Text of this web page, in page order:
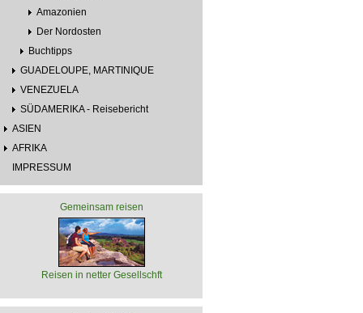
Amazonien
Der Nordosten
Buchtipps
GUADELOUPE, MARTINIQUE
VENEZUELA
SÜDAMERIKA - Reisebericht
ASIEN
AFRIKA
IMPRESSUM
Gemeinsam reisen
Reisen in netter Gesellschft